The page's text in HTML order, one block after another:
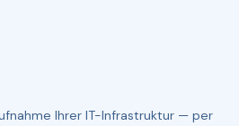
Ihrer IT-Infrastruktur — per